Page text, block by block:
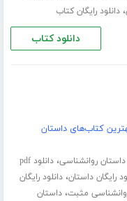
،دانلود رایگان کتاب
دانلود کتاب
کتاب‌های داستان
داستان روانشناسی،
دانلود pdf
رایگان داستان،دانلود رایگان
مثبت،داستان